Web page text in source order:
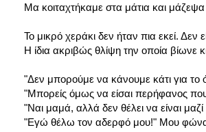
Μα κοιταχτήκαμε στα μάτια και
Το μικρό χεράκι δεν ήταν πια εκεί.
Η ίδια ακριβώς θλίψη την οποία βίωνε
"Δεν μπορούμε να κάνουμε κάτι για
"Μπορείς όμως να είσαι περήφανος
"Ναι μαμά, αλλά δεν θέλει να είναι
"Εγώ θέλω τον αδερφό μου!" Μου